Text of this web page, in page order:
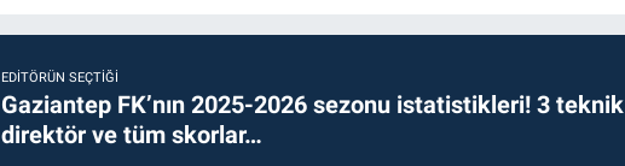
EDITÖRÜN SEÇTIĞI
Gaziantep FK’nın 2025-2026 sezonu istatistikleri! 3 teknik
direktör ve tüm skorlar…